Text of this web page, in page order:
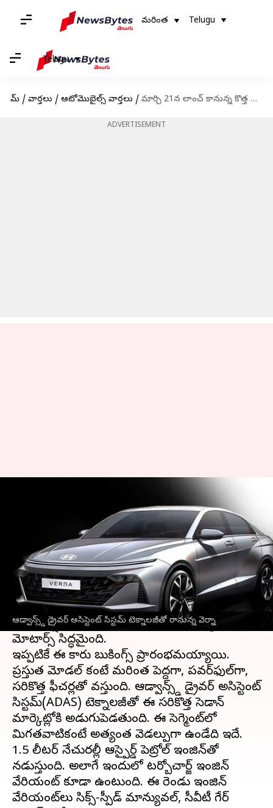
మరింత Telugu
Telugu
హోమ్ / వార్తలు / ఆటోమొబైల్స్ వార్తలు / మార్చి 21న లాంచ్ కానున్న కొత్త హ్యుందాయ్ వెర్నా
ADVERTISEMENT
ఆడ్వాన్స్డ్ డ్రైవర్ అసిస్టెంట్ సిస్టమ్ టెక్నాలజీతో రానున్న వెర్నా
మార్చి 21న లాంచ్ కానున్న కొత్త
హ్యుందాయ్ వెర్నా
Nishkala Sathivada Mar 20, 2023 07:14 pm
ఈ వార్తాకథనం ఏంటి
హ్యుందాయ్వెర్నా 2023 కారు మార్చి 21న
భారతదేశంలోలాంచ్ కానుంది. హ్యుందాయ్ వెర్నా
2023 వెర్షన్ కారును లాంచ్ చేయడానికి హ్యుందాయ్
మోటార్స్ సిద్ధమైంది.
ఇప్పటికే ఈ కారు బుకింగ్స్ ప్రారంభమయ్యాయి.
ప్రస్తుత మోడల్ కంటే మరింత పెద్దగా, పవర్‌ఫుల్‌గా,
సరికొత్త ఫీచర్లతో వస్తుంది. ఆడ్వాన్స్డ్ డ్రైవర్ అసిస్టెంట్
సిస్టమ్(ADAS) టెక్నాలజీతో ఈ సరికొత్త సెడాన్
మార్కెట్లోకి అడుగుపెడతుంది. ఈ సెగ్మెంట్‌లో
మిగతవాటికంటే అత్యంత వెడల్పుగా ఉండేది ఇదే.
1.5 లీటర్ నేచురల్లీ ఆస్పైర్డ్ పెట్రోల్ ఇంజిన్‌తో
నడుస్తుంది. అలాగే ఇందులో టర్బోచార్జ్ ఇంజిన్
వేరియంట్ కూడా ఉంటుంది. ఈ రెండు ఇంజిన్
వేరియంట్‌లు సిక్స్-స్పీడ్ మాన్యువల్, సీవీటీ గేర్